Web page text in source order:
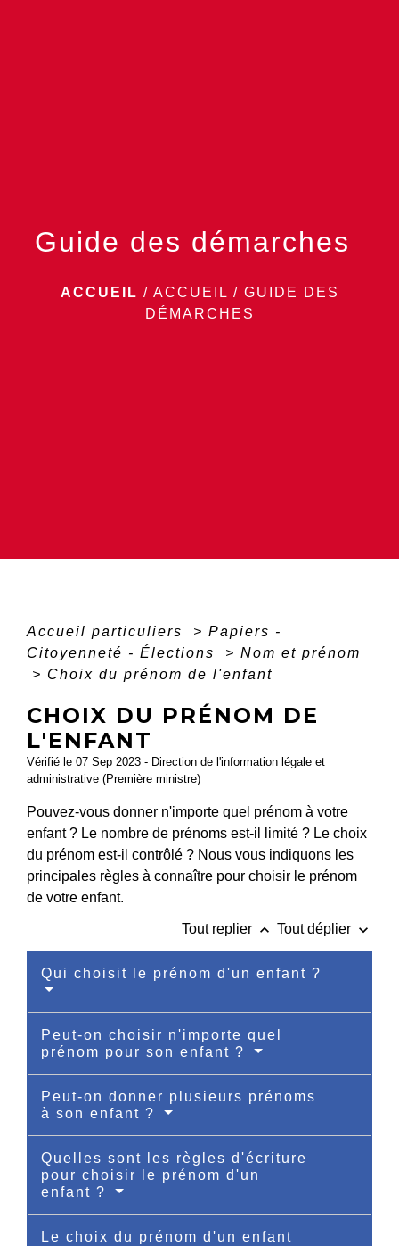
Guide des démarches
ACCUEIL / ACCUEIL / GUIDE DES
DÉMARCHES
Accueil particuliers > Papiers -
Citoyenneté - Élections
> Nom et prénom
> Choix du prénom de l'enfant
CHOIX DU PRÉNOM DE
L'ENFANT
Vérifié le 07 Sep 2023 - Direction de l'information légale et
administrative (Première ministre)
Pouvez-vous donner n'importe quel prénom à votre
enfant ? Le nombre de prénoms est-il limité ? Le choix
du prénom est-il contrôlé ? Nous vous indiquons les
principales règles à connaître pour choisir le prénom
de votre enfant.
Tout replier keyboard_arrow_up Tout déplier keyboard_arrow_down
Qui choisit le prénom d'un enfant ?
Peut-on choisir n'importe quel
prénom pour son enfant ?
Peut-on donner plusieurs prénoms
à son enfant ?
Quelles sont les règles d'écriture
pour choisir le prénom d'un
enfant ?
Le choix du prénom d'un enfant